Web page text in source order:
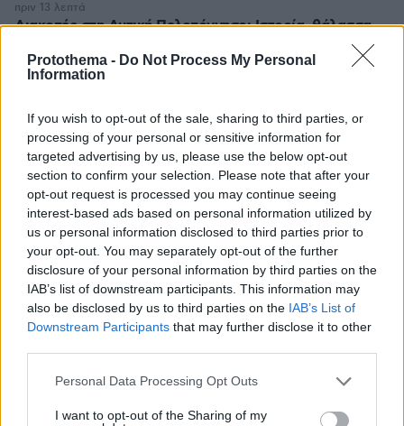
Protothema - Do Not Process My Personal
Information
If you wish to opt-out of the sale, sharing to third parties, or
processing of your personal or sensitive information for
targeted advertising by us, please use the below opt-out
section to confirm your selection. Please note that after your
opt-out request is processed you may continue seeing
interest-based ads based on personal information utilized by
us or personal information disclosed to third parties prior to
your opt-out. You may separately opt-out of the further
disclosure of your personal information by third parties on the
IAB’s list of downstream participants. This information may
also be disclosed by us to third parties on the IAB’s List of
Downstream Participants that may further disclose it to other
Please note that this website/app uses one or more Google
not limited to your visit or usage behaviour. You may click to
Personal Data Processing Opt Outs
I want to opt-out of the Sharing of my
Διακοπές στη Δυτική Πελοπόννησο: Ιστορία, θάλασσα
πριν 13 λεπτά
πριν 13 λεπτά
Υπερτροφές: Ο Νο1 καρπός που πρέπει όλοι να τρώμε –
Δεν είναι τα αμύγδαλα
πριν 26 λεπτά
Δάκρυσε ο Άντι Μπέρναμ για τον πατέρα του που έχει
Αλτσχάιμερ: Η αντίδρασή του όταν τον είδε να
αναλαμβάνει την πρωθυπουργία, δείτε βίντεο
πριν 28 λεπτά
Μουσακάς: Η μπεσαμέλ, τα λαχανικά και το τηγάνισμα
της μελιτζάνας, σύμφωνα με τους σεφ
πριν 33 λεπτά
ΔΕΙΤΕ ΟΛΕΣ ΤΙΣ ΕΙΔΗΣΕΙΣ